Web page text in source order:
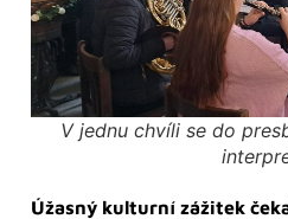
V jednu chvíli se do
Úžasný kulturní zážitek